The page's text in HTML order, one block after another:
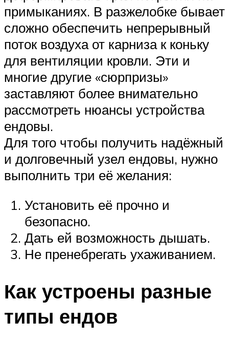
примыканиях. В разжелобке бывает
сложно обеспечить непрерывный
поток воздуха от карниза к коньку
для вентиляции кровли. Эти и
многие другие «сюрпризы»
заставляют более внимательно
рассмотреть нюансы устройства
ендовы.
Для того чтобы получить надёжный
и долговечный узел ендовы, нужно
выполнить три её желания:
Установить её прочно и
безопасно.
Дать ей возможность дышать.
Не пренебрегать ухаживанием.
Как устроены разные
типы ендов